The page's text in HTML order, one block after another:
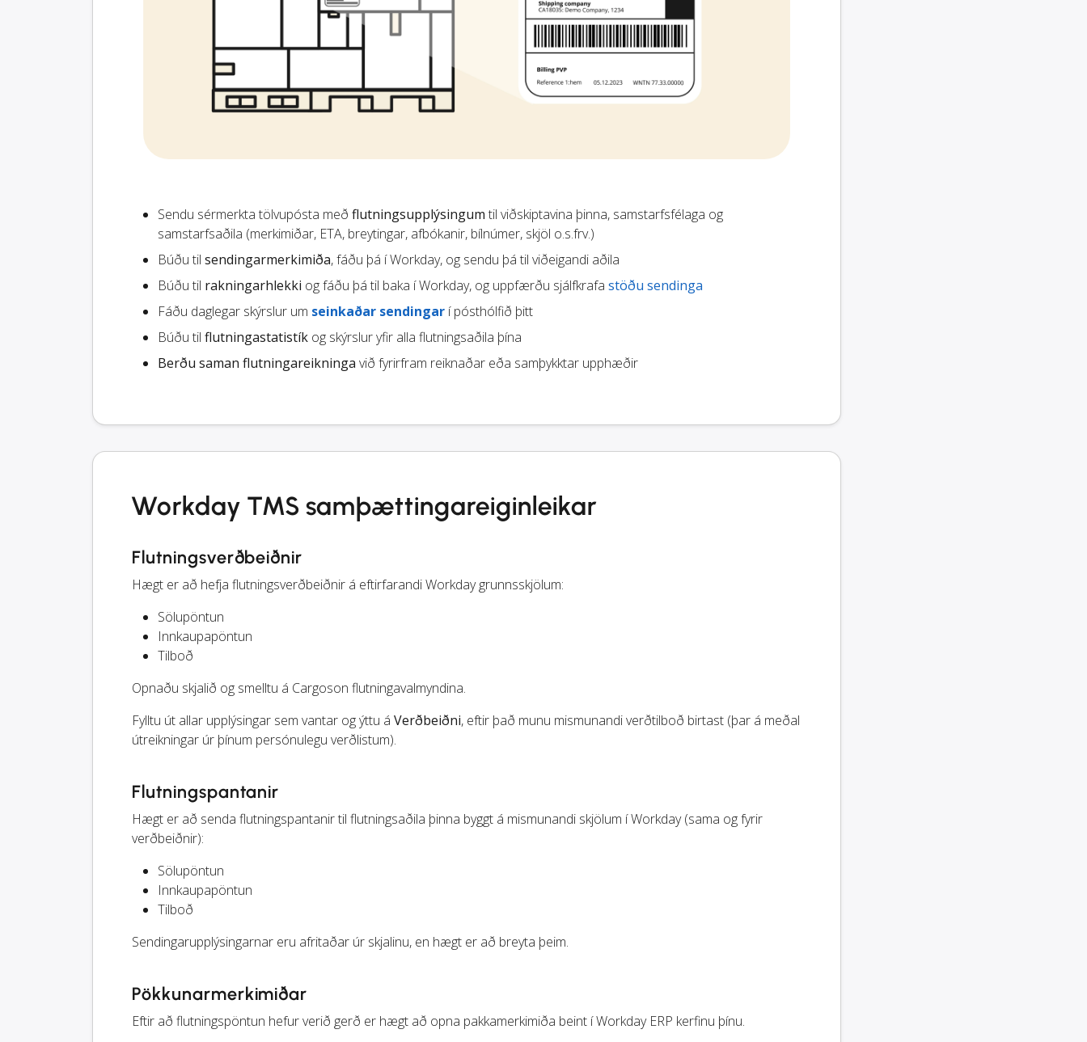
Sendu sérmerkta tölvupósta með flutningsupplýsingum til viðskiptavina þinna, samstarfsfélaga og
samstarfsaðila (merkimiðar, ETA, breytingar, afbókanir, bílnúmer, skjöl o.s.frv.)
Búðu til sendingarmerkimiða, fáðu þá í Workday, og sendu þá til viðeigandi aðila
Búðu til rakningarhlekki og fáðu þá til baka í Workday, og uppfærðu sjálfkrafa stöðu sendinga
Fáðu daglegar skýrslur um seinkaðar sendingar í pósthólfið þitt
Búðu til flutningastatistík og skýrslur yfir alla flutningsaðila þína
Berðu saman flutningareikninga við fyrirfram reiknaðar eða samþykktar upphæðir
Workday TMS samþættingareiginleikar
Flutningsverðbeiðnir
Hægt er að hefja flutningsverðbeiðnir á eftirfarandi Workday grunnsskjölum:
Sölupöntun
Innkaupapöntun
Tilboð
Opnaðu skjalið og smelltu á Cargoson flutningavalmyndina.
Fylltu út allar upplýsingar sem vantar og ýttu á Verðbeiðni, eftir það munu mismunandi verðtilboð birtast (þar á meðal
útreikningar úr þínum persónulegu verðlistum).
Flutningspantanir
Hægt er að senda flutningspantanir til flutningsaðila þinna byggt á mismunandi skjölum í Workday (sama og fyrir
verðbeiðnir):
Sölupöntun
Innkaupapöntun
Tilboð
Sendingarupplýsingarnar eru afritaðar úr skjalinu, en hægt er að breyta þeim.
Pökkunarmerkimiðar
Eftir að flutningspöntun hefur verið gerð er hægt að opna pakkamerkimiða beint í Workday ERP kerfinu þínu.